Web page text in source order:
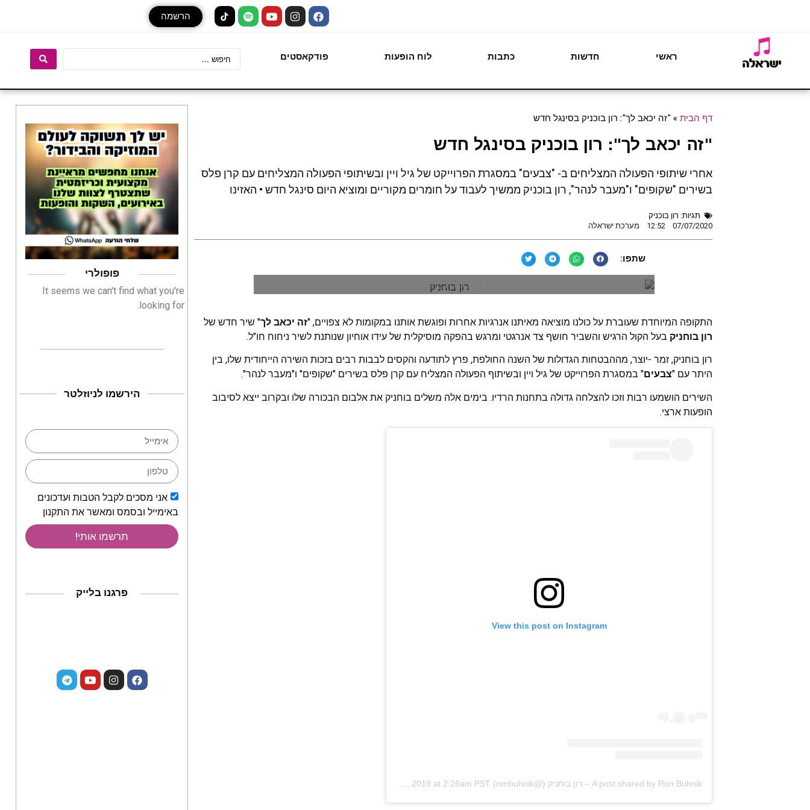
הרשמה
ראשי חדשות כתבות לוח הופעות פודקאסטים
דף הבית » "זה יכאב לך": רון בוכניק בסינגל חדש
"זה יכאב לך": רון בוכניק בסינגל חדש
אחרי שיתופי הפעולה המצליחים ב- "צבעים" במסגרת הפרוייקט של גיל ויין ובשיתופי הפעולה המצליחים עם קרן פלס
בשירים "שקופים" ו"מעבר לנהר", רון בוכניק ממשיך לעבוד על חומרים מקוריים ומוציא היום סינגל חדש • האזינו
תגיות: רון בוכניק
07/07/2020
12:52 מערכת ישראלה
שתפו:
צילום: סלי בן אריה
התקופה המיוחדת שעוברת על כולנו מוציאה מאיתנו אנרגיות אחרות ופוגשת אותנו במקומות לא צפויים, "זה יכאב לך" שיר חדש של
רון בוחניק בעל הקול הרגיש והשביר חושף צד אנרגטי ומרגש בהפקה מוסיקלית של עידו אוחיון שנותנת לשיר ניחוח חו"ל.
רון בוחניק, זמר -יוצר, מההבטחות הגדולות של השנה החולפת, פרץ לתודעה והקסים לבבות רבים בזכות השירה הייחודית שלו, בין
היתר עם "צבעים" במסגרת הפרוייקט של גיל ויין ובשיתוף הפעולה המצליח עם קרן פלס בשירים "שקופים" ו"מעבר לנהר".
השירים הושמעו רבות וזכו להצלחה גדולה בתחנות הרדיו. בימים אלה משלים בוחניק את אלבום הבכורה שלו ובקרוב ייצא לסיבוב
הופעות ארצי.
View this post on Instagram
A post shared by Ron Buhnik – רון בוחניק (@ronbuhnik) Dec 8, 2019 at 2:26am PST
פופולרי
It seems we can't find what you're
looking for.
הירשמו לניוזלטר
אני מסכים לקבל הטבות ועדכונים
באימייל ובסמס ומאשר את התקנון
תרשמו אותי!
פרגנו בלייק